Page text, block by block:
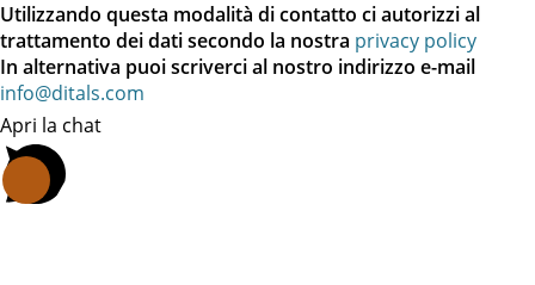
Utilizzando questa modalità di contatto ci autorizzi al
trattamento dei dati secondo la nostra privacy policy
In alternativa puoi scriverci al nostro indirizzo e-mail
info@ditals.com
Apri la chat